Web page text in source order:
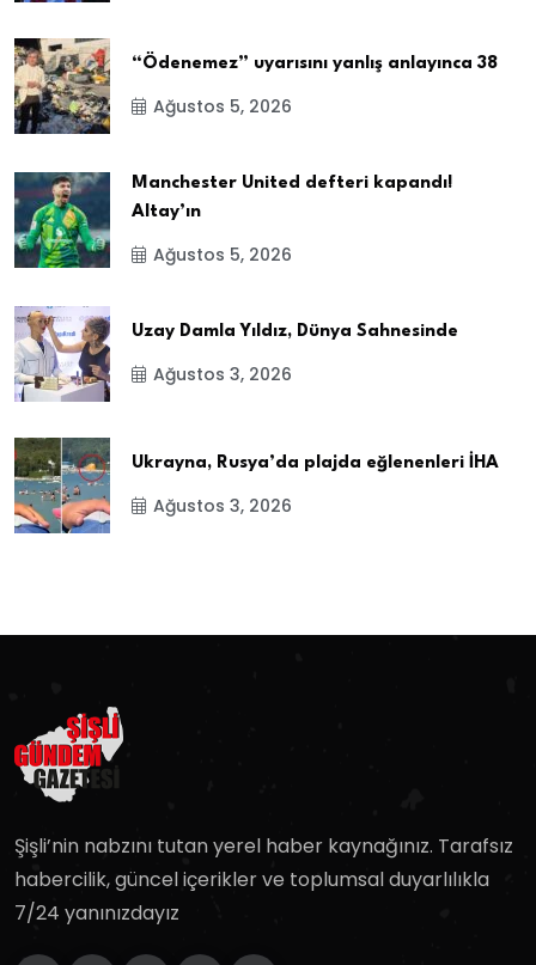
“Ödenemez” uyarısını yanlış anlayınca 38
Ağustos 5, 2026
Manchester United defteri kapandı!
Altay’ın
Ağustos 5, 2026
Uzay Damla Yıldız, Dünya Sahnesinde
Ağustos 3, 2026
Ukrayna, Rusya’da plajda eğlenenleri İHA
Ağustos 3, 2026
Şişli’nin nabzını tutan yerel haber kaynağınız. Tarafsız
habercilik, güncel içerikler ve toplumsal duyarlılıkla
7/24 yanınızdayız